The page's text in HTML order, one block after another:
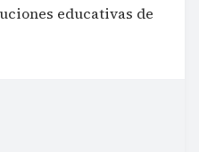
educativas de